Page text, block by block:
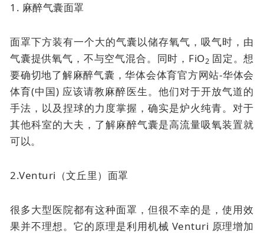
1. 麻醉气囊面罩
面罩下方装有一个大的气囊以储存氧气，吸气时，由
气囊提供氧气，不与空气混合。同时，FiO2 固定。想
要确切地了解麻醉气囊，华体会体育官方网站-华体会
体育(中国) 应该请教麻醉医生。他们对于开放气道的
手法，以及捏球的力度掌握，确实是炉火纯青。对于
其他科室的大夫，了解麻醉气囊是高流量吸氧装置就
可以。
2.Venturi（文丘里）面罩
很多大型医院都有这种面罩，但很不幸的是，使用效
果并不理想。它的原理是利用机械 Venturi 原理增加